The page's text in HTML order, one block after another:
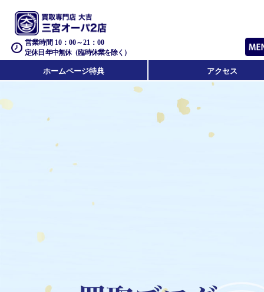
営業時間 10：00～21：00
定休日 年中無休（臨時休業を除く）
ホームページ特典 アクセス